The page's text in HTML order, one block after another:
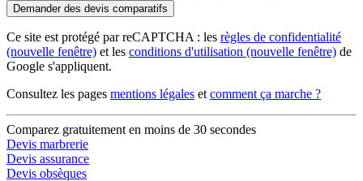
Ce site est protégé par reCAPTCHA : les règles de confidentialité
(nouvelle fenêtre) et les conditions d'utilisation (nouvelle fenêtre) de
Google s'appliquent.
Consultez les pages mentions légales et comment ça marche ?
Comparez gratuitement en moins de 30 secondes
Devis marbrerie
Devis assurance
Devis obsèques